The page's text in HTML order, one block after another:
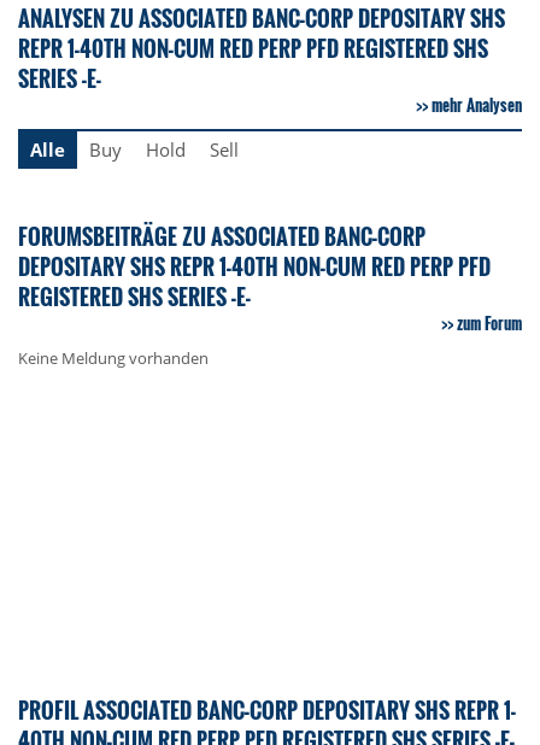
ANALYSEN ZU ASSOCIATED BANC-CORP DEPOSITARY SHS
REPR 1-40TH NON-CUM RED PERP PFD REGISTERED SHS
SERIES -E-
mehr Analysen
Alle
Buy Hold Sell
FORUMSBEITRÄGE ZU ASSOCIATED BANC-CORP
DEPOSITARY SHS REPR 1-40TH NON-CUM RED PERP PFD
REGISTERED SHS SERIES -E-
zum Forum
Keine Meldung vorhanden
PROFIL ASSOCIATED BANC-CORP DEPOSITARY SHS REPR 1-